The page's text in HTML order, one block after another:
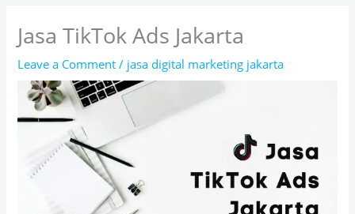
Jasa TikTok Ads Jakarta
Leave a Comment / jasa digital marketing jakarta